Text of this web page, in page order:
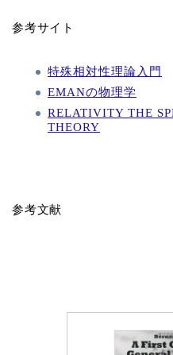
参考サイト
特殊相対性理論入門
EMANの物理学
RELATIVITY THE
THEORY
参考文献